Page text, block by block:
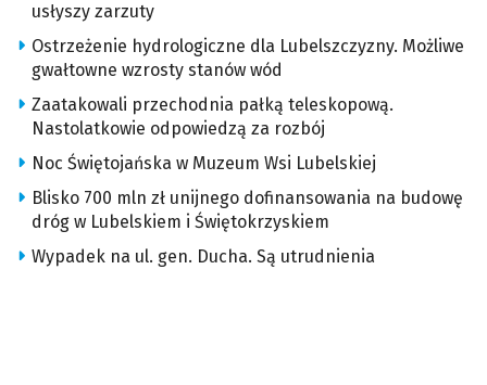
usłyszy zarzuty
Ostrzeżenie hydrologiczne dla Lubelszczyzny. Możliwe
gwałtowne wzrosty stanów wód
Zaatakowali przechodnia pałką teleskopową.
Nastolatkowie odpowiedzą za rozbój
Noc Świętojańska w Muzeum Wsi Lubelskiej
Blisko 700 mln zł unijnego dofinansowania na budowę
dróg w Lubelskiem i Świętokrzyskiem
Wypadek na ul. gen. Ducha. Są utrudnienia